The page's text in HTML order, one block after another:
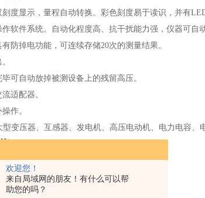
欢迎您！
来自局域网的朋友！有什么可以帮
助您的吗？
度显示，量程自动转换。彩色刻度易于读识，并有
软件系统。自动化程度高、抗干扰能力强，仪器可自
防掉电功能，可连续存储20次的测量结果。
可自动放掉被测设备上的残留高压。
适配器。
作。
变压器、互感器、发电机、高压电动机、电力电容、
SZZT2000
2500V
DC
5000V
DC